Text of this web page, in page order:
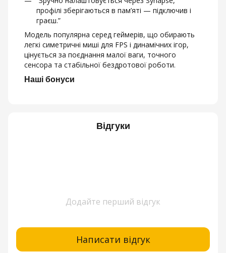
профілі зберігаються в пам’яті — підключив і
граєш.”
Модель популярна серед геймерів, що обирають
легкі симетричні миші для FPS і динамічних ігор,
цінується за поєднання малої ваги, точного
сенсора та стабільної бездротової роботи.
Наші бонуси
Відгуки
Додайте перший відгук
Написати відгук